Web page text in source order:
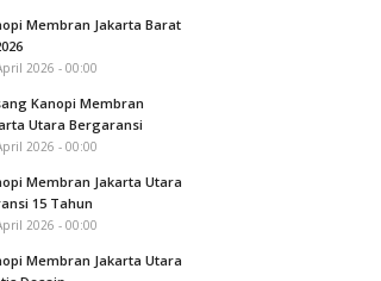
Membran Jakarta Barat
2026 - 00:00
Kanopi Membran
Utara Bergaransi
2026 - 00:00
Membran Jakarta Utara
15 Tahun
2026 - 00:00
Membran Jakarta Utara